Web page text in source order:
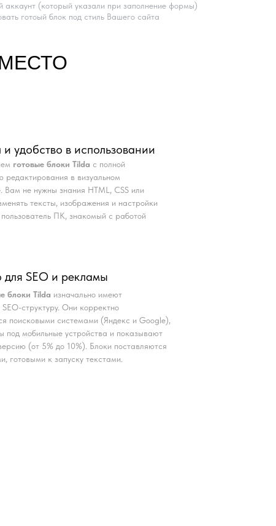
(который указали при заполнение формы)
готоый блок под стиль Вашего сайта
удобство в использовании
готовые блоки Tilda с полной
редактирования в визуальном
Вам не нужны знания HTML, CSS или
тексты, изображения и настройки
ПК, знакомый с работой
блоки Tilda изначально имеют
структуру. Они корректно
поисковыми системами (Яндекс и Google),
под мобильные устройства и показывают
(от 5% до 10%). Блоки поставляются
готовыми к запуску текстами.
для SEO и рекламы